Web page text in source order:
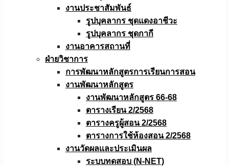
งานประชาสัมพันธ์
รูปบุคลากร ชุดแดงอาชีวะ
รูปบุคลากร ชุดกากี
งานอาคารสถานที่
ฝ่ายวิชาการ
การพัฒนาหลักสูตรการเรียนการสอน
งานพัฒนาหลักสูตร
งานพัฒนาหลักสูตร 66-68
ตารางเรียน 2/2568
ตารางครูผู้สอน 2/2568
ตารางการใช้ห้องสอน 2/2568
งานวัดผลเเละประเมินผล
ระบบทดสอบ (N-NET)